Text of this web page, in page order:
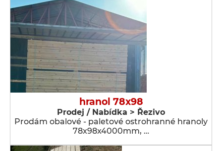
hranol 78x98
Prodej / Nabídka > Řezivo
Prodám obalové - paletové ostrohranné hranoly
78x98x4000mm, …